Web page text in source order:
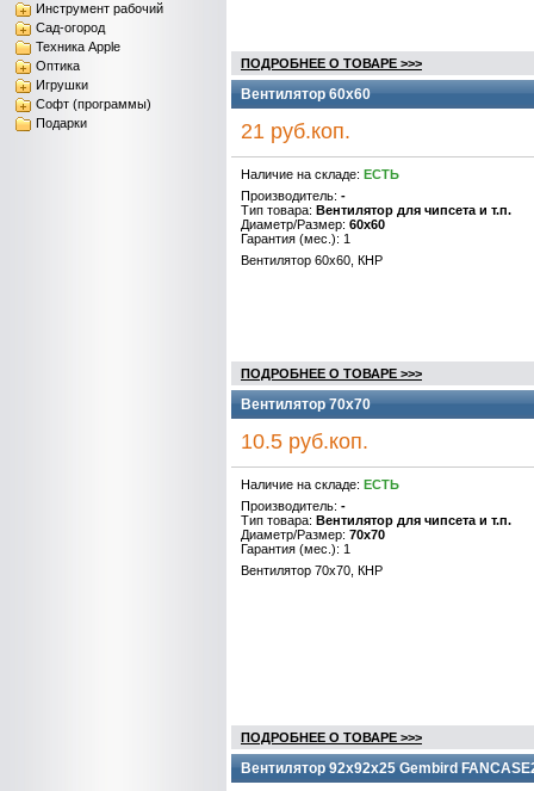
Инструмент рабочий
Сад-огород
Техника Apple
Оптика
Игрушки
Софт (программы)
Подарки
ПОДРОБНЕЕ О ТОВАРЕ >>>
Вентилятор 60x60
21 руб.коп.
Наличие на складе: ЕСТЬ
Производитель: -
Тип товара: Вентилятор для чипсета и т.п.
Диаметр/Размер: 60x60
Гарантия (мес.): 1
Вентилятор 60x60, КНР
ПОДРОБНЕЕ О ТОВАРЕ >>>
Вентилятор 70x70
10.5 руб.коп.
Наличие на складе: ЕСТЬ
Производитель: -
Тип товара: Вентилятор для чипсета и т.п.
Диаметр/Размер: 70x70
Гарантия (мес.): 1
Вентилятор 70x70, КНР
ПОДРОБНЕЕ О ТОВАРЕ >>>
Вентилятор 92x92x25 Gembird